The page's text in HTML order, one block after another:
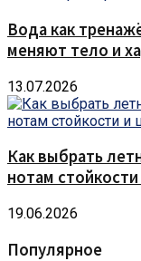
Вода как
меняют тело и
13.07.2026
Как выбрать
нотам
19.06.2026
Популярное